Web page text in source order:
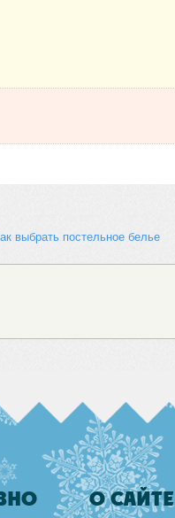
выбрать постельное белье
О САЙТЕ